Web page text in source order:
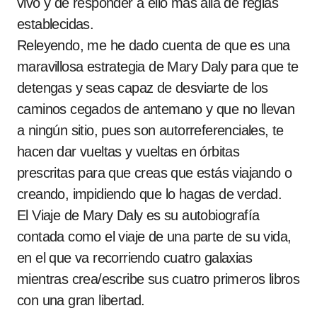
establecidas.
Releyendo, me he dado cuenta de que es una
maravillosa estrategia de Mary Daly para que te
detengas y seas capaz de desviarte de los
caminos cegados de antemano y que no llevan
a ningún sitio, pues son autorreferenciales, te
hacen dar vueltas y vueltas en órbitas
prescritas para que creas que estás viajando o
creando, impidiendo que lo hagas de verdad.
El Viaje de Mary Daly es su autobiografía
contada como el viaje de una parte de su vida,
en el que va recorriendo cuatro galaxias
mientras crea/escribe sus cuatro primeros libros
con una gran libertad.